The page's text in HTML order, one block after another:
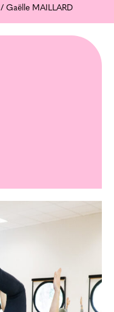
Gaëlle MAILLARD